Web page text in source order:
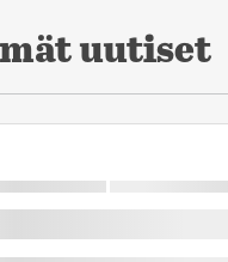
uutiset